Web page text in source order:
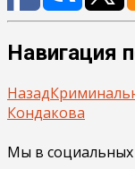
Навигация
Назад
Кондакова
Мы в социальных